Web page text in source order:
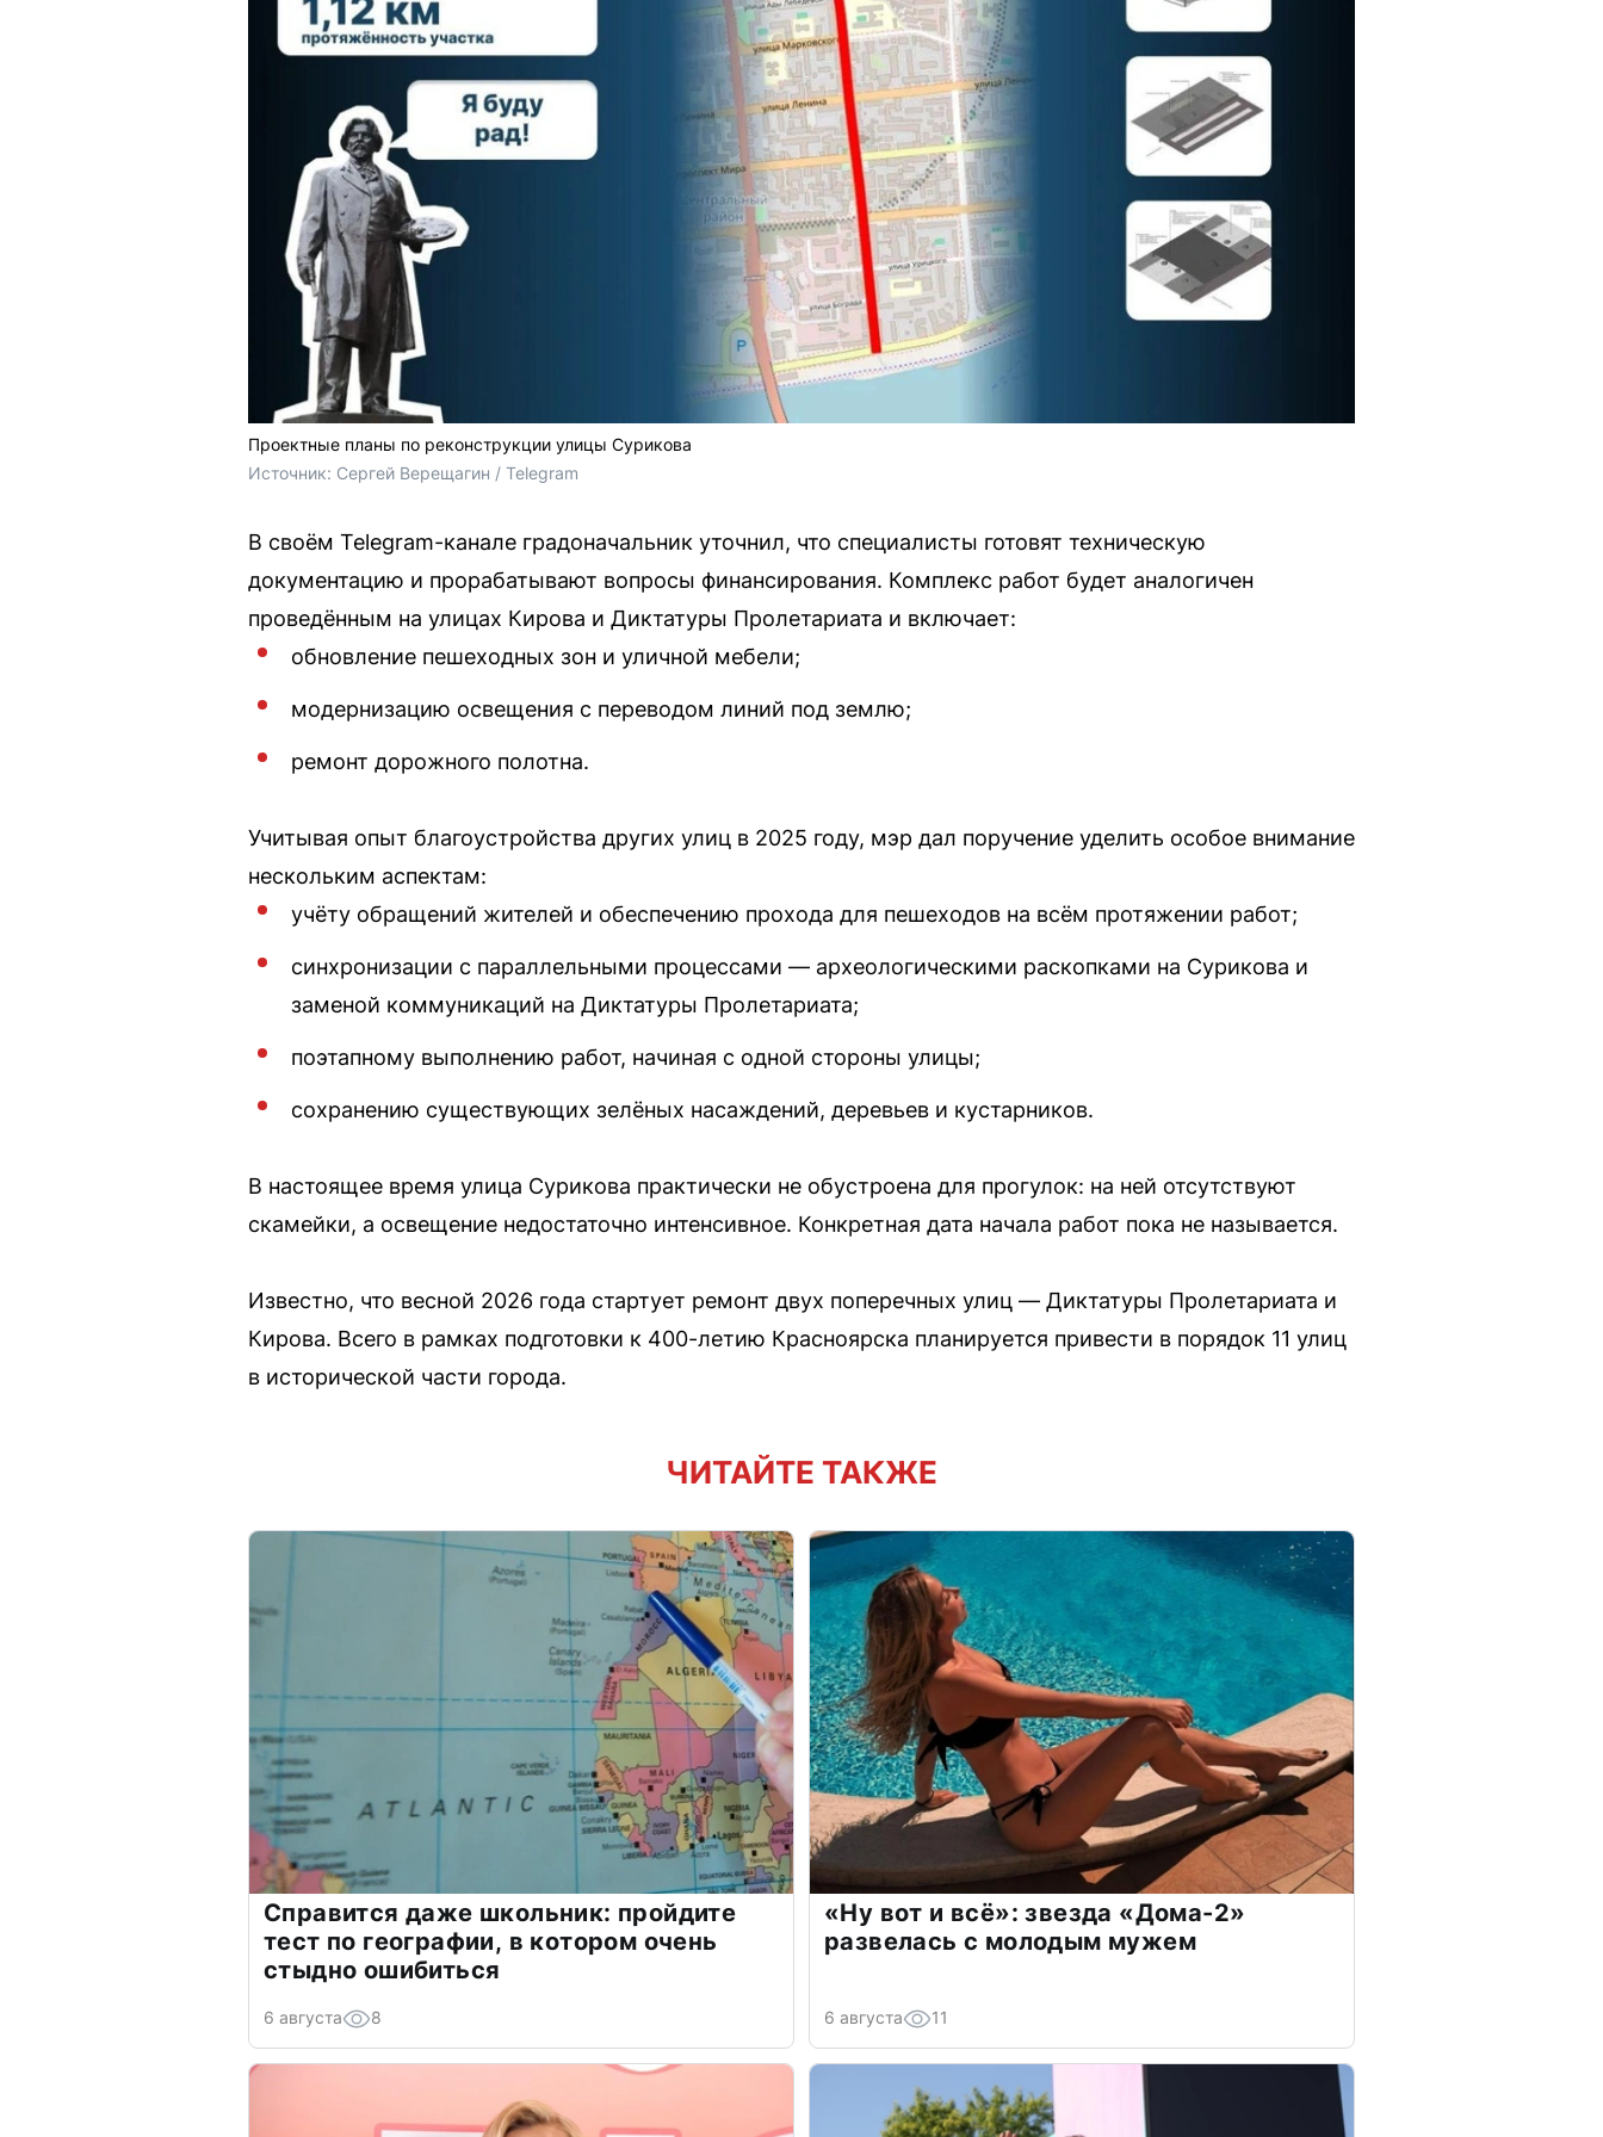
Проектные планы по реконструкции улицы Сурикова
Источник: Сергей Верещагин / Telegram
В своём Telegram-канале градоначальник уточнил, что специалисты готовят техническую
документацию и прорабатывают вопросы финансирования. Комплекс работ будет аналогичен
проведённым на улицах Кирова и Диктатуры Пролетариата и включает:
обновление пешеходных зон и уличной мебели;
модернизацию освещения с переводом линий под землю;
ремонт дорожного полотна.
Учитывая опыт благоустройства других улиц в 2025 году, мэр дал поручение уделить особое внимание
нескольким аспектам:
учёту обращений жителей и обеспечению прохода для пешеходов на всём протяжении работ;
синхронизации с параллельными процессами — археологическими раскопками на Сурикова и
заменой коммуникаций на Диктатуры Пролетариата;
поэтапному выполнению работ, начиная с одной стороны улицы;
сохранению существующих зелёных насаждений, деревьев и кустарников.
В настоящее время улица Сурикова практически не обустроена для прогулок: на ней отсутствуют
скамейки, а освещение недостаточно интенсивное. Конкретная дата начала работ пока не называется.
Известно, что весной 2026 года стартует ремонт двух поперечных улиц — Диктатуры Пролетариата и
Кирова. Всего в рамках подготовки к 400-летию Красноярска планируется привести в порядок 11 улиц
в исторической части города.
ЧИТАЙТЕ ТАКЖЕ
Справится даже школьник: пройдите
тест по географии, в котором очень
стыдно ошибиться
6 августа 8
«Ну вот и всё»: звезда «Дома-2»
развелась с молодым мужем
6 августа 11